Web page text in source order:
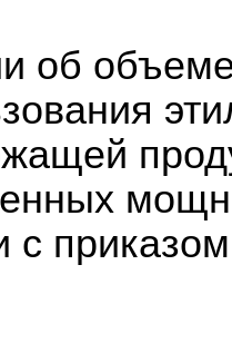
об
с